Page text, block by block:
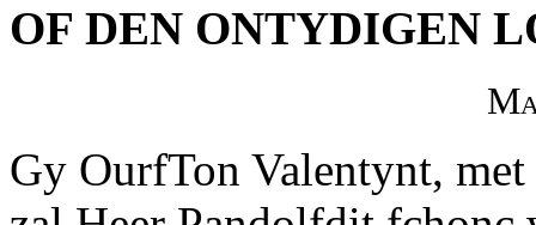
OF DEN ONTYDIGEN
Gy OurfTon Valentynt,